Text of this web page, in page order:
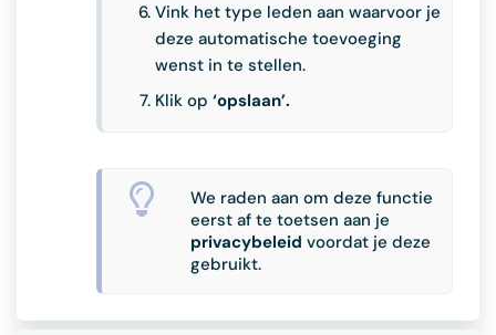
Vink het type leden aan waarvoor je
deze automatische toevoeging
wenst in te stellen.
Klik op ‘opslaan’.
We raden aan om deze functie
eerst af te toetsen aan je
privacybeleid voordat je deze
gebruikt.